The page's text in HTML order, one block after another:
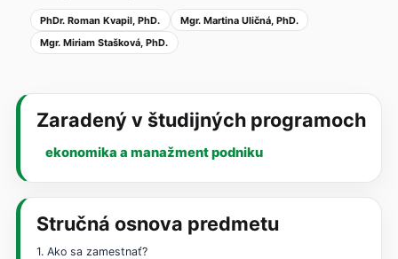
PhDr. Roman Kvapil, PhD.
Mgr. Martina Uličná, PhD.
Mgr. Miriam Stašková, PhD.
Zaradený v študijných programoch
ekonomika a manažment podniku
Stručná osnova predmetu
1. Ako sa zamestnať?